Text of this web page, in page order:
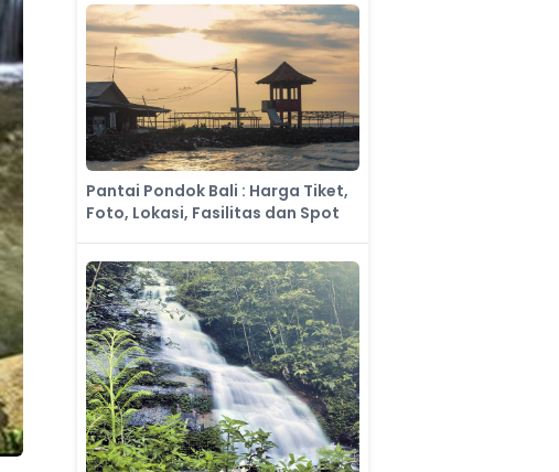
Pantai Pondok Bali : Harga Tiket,
Foto, Lokasi, Fasilitas dan Spot